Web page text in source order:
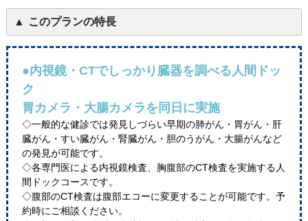
このプランの特長
●内視鏡・CTでしっかり臓器を調べる人間ドッ
ク
胃カメラ・大腸カメラを同日に実施
◇一般的な健診では発見しづらい早期の肺がん・胃がん・肝
臓がん・すい臓がん・腎臓がん・胆のうがん・大腸がんなど
の発見が可能です。
◇各専門医による内視鏡検査、胸腹部のCT検査を実施する人
間ドックコースです。
◇腹部のCT検査は腹部エコーに変更することが可能です。予
約時にご相談ください。